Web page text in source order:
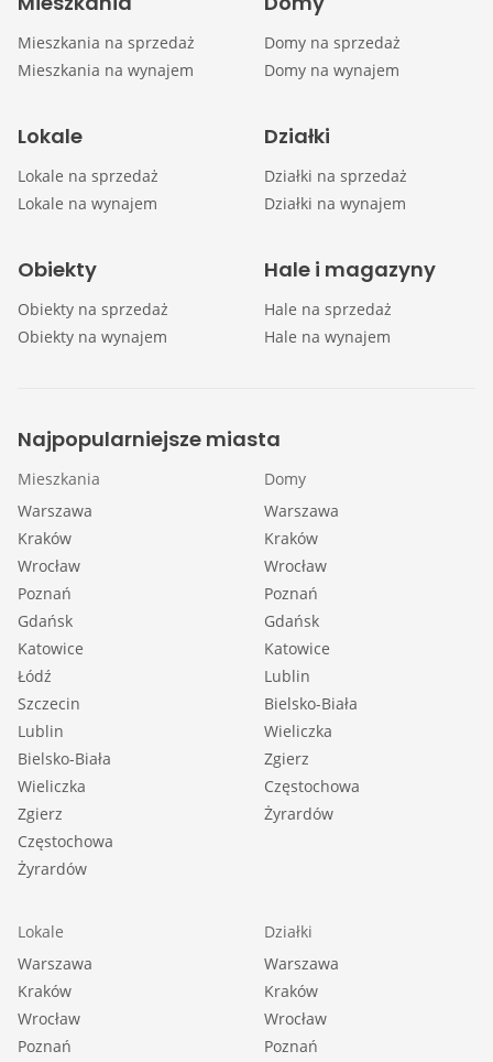
Mieszkania na sprzedaż
Mieszkania na wynajem
Domy na sprzedaż
Domy na wynajem
Lokale
Lokale na sprzedaż
Lokale na wynajem
Działki
Działki na sprzedaż
Działki na wynajem
Obiekty
Obiekty na sprzedaż
Obiekty na wynajem
Hale i magazyny
Hale na sprzedaż
Hale na wynajem
Najpopularniejsze miasta
Mieszkania
Warszawa
Kraków
Wrocław
Poznań
Gdańsk
Katowice
Łódź
Szczecin
Lublin
Bielsko-Biała
Wieliczka
Zgierz
Częstochowa
Żyrardów
Domy
Warszawa
Kraków
Wrocław
Poznań
Gdańsk
Katowice
Lublin
Bielsko-Biała
Wieliczka
Zgierz
Częstochowa
Żyrardów
Lokale
Warszawa
Kraków
Wrocław
Poznań
Działki
Warszawa
Kraków
Wrocław
Poznań